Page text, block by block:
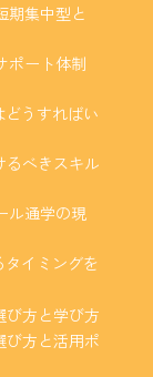
期集中型と
ポート体制
うすればい
るべきスキル
ル通学の現
イミングを
び方と学び方
び方と活用ポ